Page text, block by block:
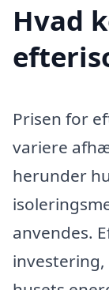
Hvad
Prisen for
variere
herunder
anvendes.